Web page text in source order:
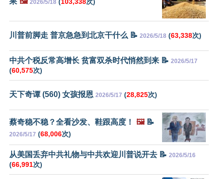
2026/5/18 (103,338次)
川普前脚走 普京急急到北京干什么 📝 2026/5/18 (63,338次)
中共个税反常高增长 贫富双杀时代悄然到来 📝 2026/5/17
(60,575次)
天下奇谭 (560) 女孩报恩 2026/5/17 (28,825次)
蔡奇稳不稳？全看沙发、鞋跟高度！ 🖼️📝
2026/5/17 (68,006次)
从美国丢弃中共礼物与中共欢迎川普说开去 📝 2026/5/16
(66,991次)